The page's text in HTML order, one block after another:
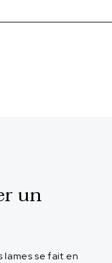
un
lames se fait en